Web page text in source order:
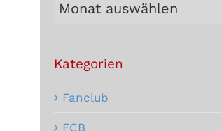
Beiträge
Kategorien
Fanclub
FCB